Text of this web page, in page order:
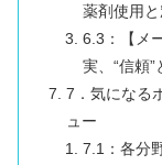
薬剤使用
6.3：【メ
実、“信頼
7．気になる
ュー
7.1：各分